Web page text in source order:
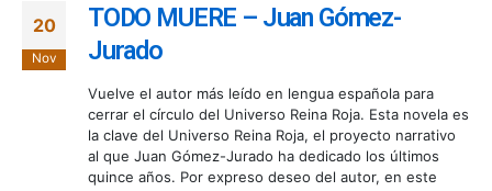
20
Nov
TODO MUERE – Juan Gómez-
Jurado
Vuelve el autor más leído en lengua española para
cerrar el círculo del Universo Reina Roja. Esta novela es
la clave del Universo Reina Roja, el proyecto narrativo
al que Juan Gómez-Jurado ha dedicado los últimos
quince años. Por expreso deseo del autor, en este